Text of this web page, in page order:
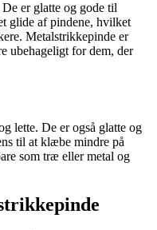
er glatte og gode til
glide af pindene, hvilket
Metalstrikkepinde er
ubehageligt for dem, der
lette. De er også glatte og
til at klæbe mindre på
som træ eller metal og